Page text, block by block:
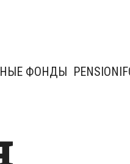
ФОНДЫ